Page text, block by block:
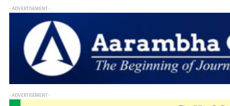
- ADVERTISEMENT -
- ADVERTISEMENT -